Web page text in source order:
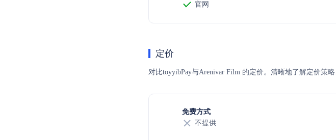
官网
定价
对比toyyibPay与Arenivar Film 的定价。清晰地了解定价策
免费方式
不提供